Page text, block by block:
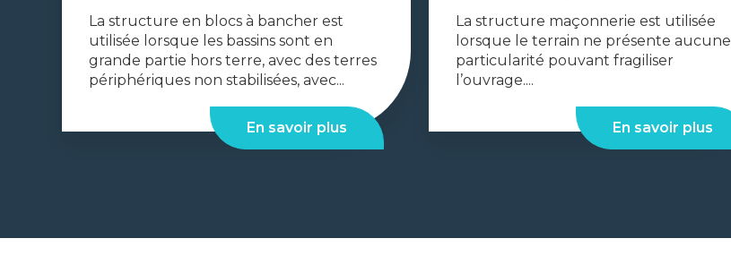
La structure en blocs à bancher est
utilisée lorsque les bassins sont en
grande partie hors terre, avec des terres
périphériques non stabilisées, avec...
En savoir plus
La structure maçonnerie est utilisée
lorsque le terrain ne présente aucune
particularité pouvant fragiliser
l’ouvrage....
En savoir plus